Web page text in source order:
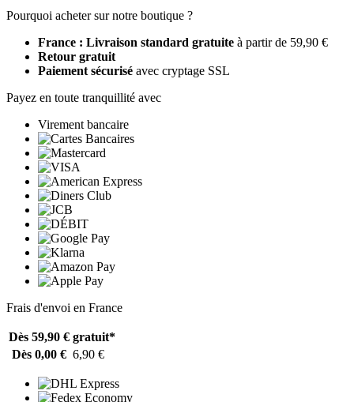
Pourquoi acheter sur notre boutique ?
France : Livraison standard gratuite à partir de 59,90 €
Retour gratuit
Paiement sécurisé avec cryptage SSL
Payez en toute tranquillité avec
Virement bancaire
Frais d'envoi en France
Dès 59,90 € gratuit*
Dès 0,00 € 6,90 €